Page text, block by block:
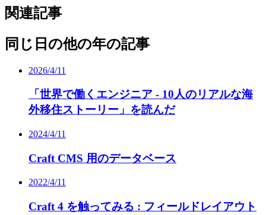
関連記事
同じ日の他の年の記事
2026/4/11
「世界で働くエンジニア - 10人のリアルな海
外移住ストーリー」を読んだ
2024/4/11
Craft CMS 用のデータベース
2022/4/11
Craft 4 を触ってみる : フィールドレイアウト